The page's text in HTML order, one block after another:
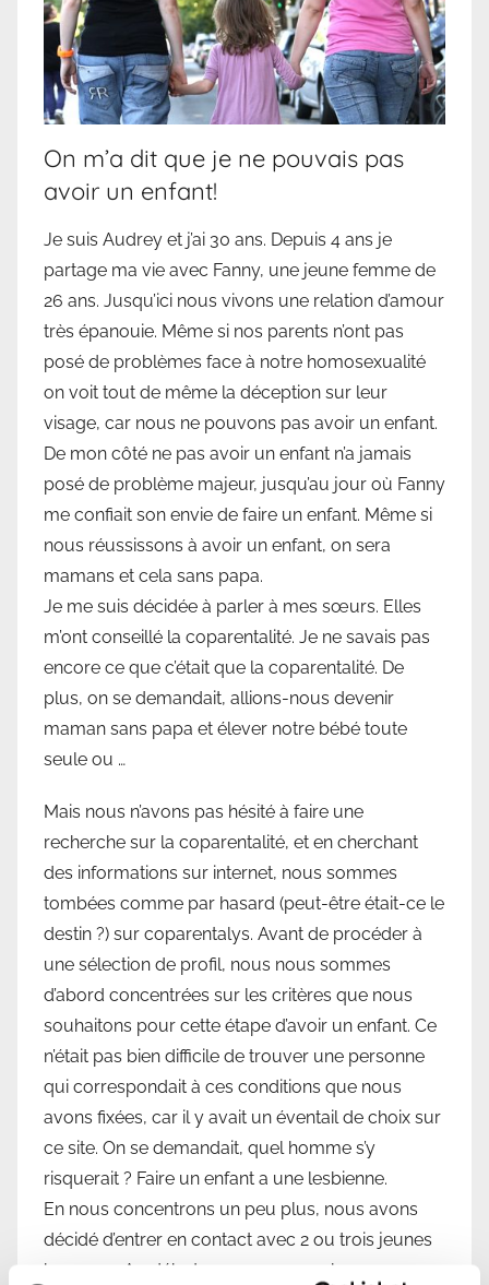
On m’a dit que je ne pouvais pas
avoir un enfant!
Je suis Audrey et j’ai 30 ans. Depuis 4 ans je
partage ma vie avec Fanny, une jeune femme de
26 ans. Jusqu’ici nous vivons une relation d’amour
très épanouie. Même si nos parents n’ont pas
posé de problèmes face à notre homosexualité
on voit tout de même la déception sur leur
visage, car nous ne pouvons pas avoir un enfant.
De mon côté ne pas avoir un enfant n’a jamais
posé de problème majeur, jusqu’au jour où Fanny
me confiait son envie de faire un enfant. Même si
nous réussissons à avoir un enfant, on sera
mamans et cela sans papa.
Je me suis décidée à parler à mes sœurs. Elles
m’ont conseillé la coparentalité. Je ne savais pas
encore ce que c’était que la coparentalité. De
plus, on se demandait, allions-nous devenir
maman sans papa et élever notre bébé toute
seule ou …
Mais nous n’avons pas hésité à faire une
recherche sur la coparentalité, et en cherchant
des informations sur internet, nous sommes
tombées comme par hasard (peut-être était-ce le
destin ?) sur coparentalys. Avant de procéder à
une sélection de profil, nous nous sommes
d’abord concentrées sur les critères que nous
souhaitons pour cette étape d’avoir un enfant. Ce
n’était pas bien difficile de trouver une personne
qui correspondait à ces conditions que nous
avons fixées, car il y avait un éventail de choix sur
ce site. On se demandait, quel homme s’y
risquerait ? Faire un enfant a une lesbienne.
En nous concentrons un peu plus, nous avons
décidé d’entrer en contact avec 2 ou trois jeunes
hommes. Au début, nous avons eu beaucoup